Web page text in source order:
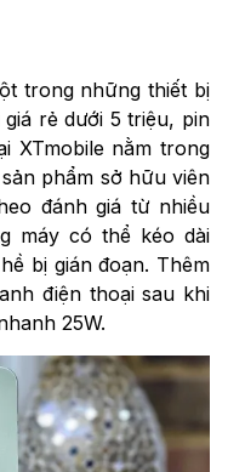
trong những thiết bị
rẻ dưới 5 triệu, pin
XTmobile nằm trong
phẩm sở hữu viên
đánh giá từ nhiều
máy có thể kéo dài
bị gián đoạn. Thêm
điện thoại sau khi
25W.